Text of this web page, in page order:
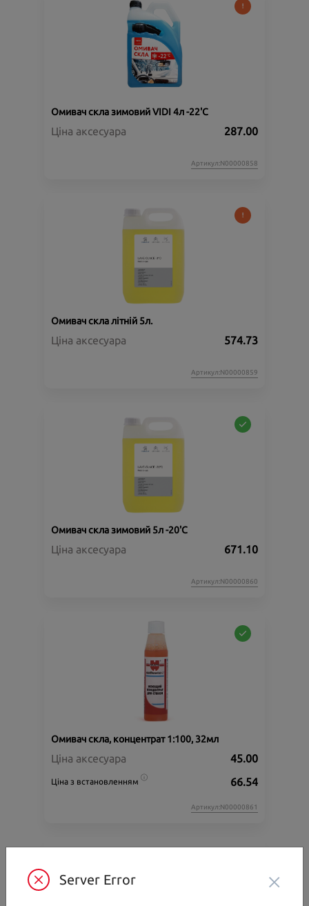
Омивач скла зимовий VIDI 4л -22'C
Ціна аксесуара 287.00
Артикул:N00000858
Омивач скла літній 5л.
Ціна аксесуара 574.73
Артикул:N00000859
Омивач скла зимовий 5л -20'C
Ціна аксесуара 671.10
Артикул:N00000860
Омивач скла, концентрат 1:100, 32мл
Ціна аксесуара 45.00
Ціна з встановленням 66.54
Артикул:N00000861
Server Error ×